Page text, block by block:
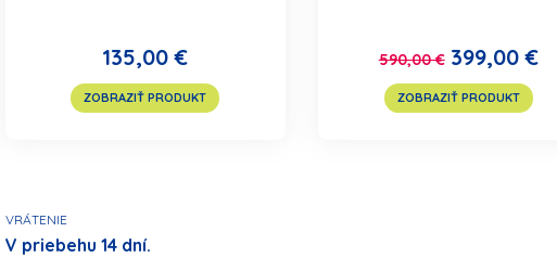
135,00 €
ZOBRAZIŤ PRODUKT
590,00 € 399,00 €
ZOBRAZIŤ PRODUKT
VRÁTENIE
V priebehu 14 dní.